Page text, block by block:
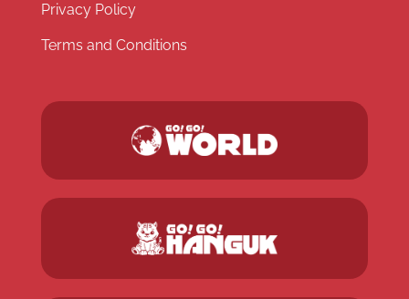
Privacy Policy
Terms and Conditions